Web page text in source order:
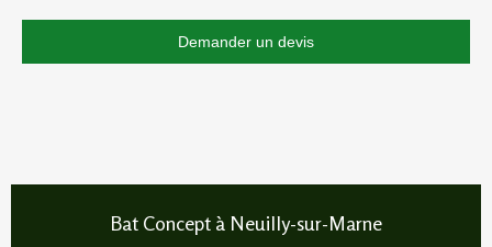
Demander un devis
Bat Concept à Neuilly-sur-Marne